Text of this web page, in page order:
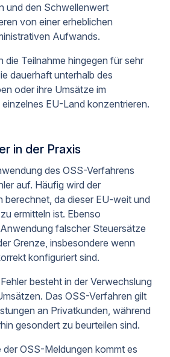
und den Schwellenwert
von einer erheblichen
Aufwands.
die Teilnahme hingegen für sehr
dauerhaft unterhalb des
oder ihre Umsätze im
EU-Land konzentrieren.
in der Praxis
des OSS-Verfahrens
auf. Häufig wird der
berechnet, da dieser EU-weit und
ermitteln ist. Ebenso
falscher Steuersätze
Grenze, insbesondere wenn
konfiguriert sind.
besteht in der Verwechslung
Das OSS-Verfahren gilt
an Privatkunden, während
gesondert zu beurteilen sind.
OSS-Meldungen kommt es